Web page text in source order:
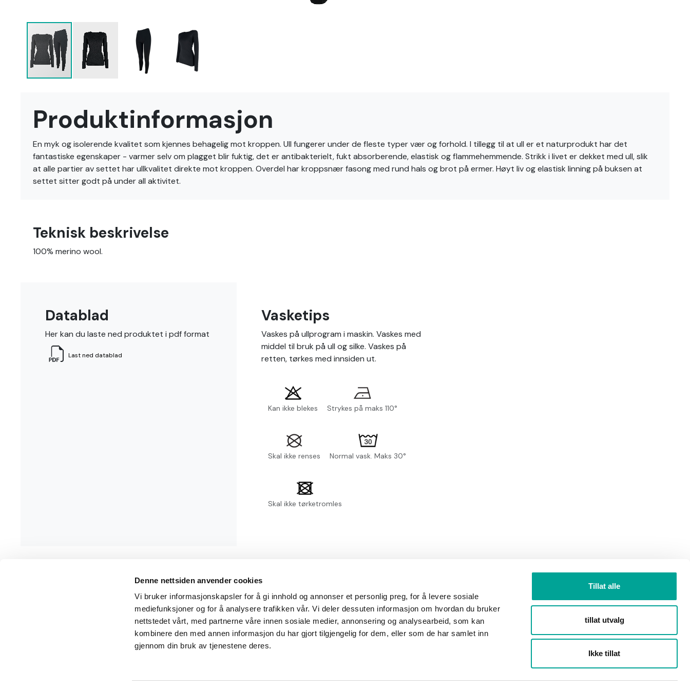
Denne nettsiden anvender cookies
Vi bruker informasjonskapsler for å gi innhold og annonser et personlig preg, for å levere sosiale
mediefunksjoner og for å analysere trafikken vår. Vi deler dessuten informasjon om hvordan du bruker
nettstedet vårt, med partnerne våre innen sosiale medier, annonsering og analysearbeid, som kan
kombinere den med annen informasjon du har gjort tilgjengelig for dem, eller som de har samlet inn
gjennom din bruk av tjenestene deres.
Tillat alle
tillat utvalg
Ikke tillat
begynnelsen
Produktinformasjon
En myk og isolerende kvalitet som kjennes behagelig mot kroppen. Ull fungerer under de fleste typer vær og forhold. I tillegg til at ull er et naturprodukt har det
fantastiske egenskaper - varmer selv om plagget blir fuktig, det er antibakterielt, fukt absorberende, elastisk og flammehemmende. Strikk i livet er dekket med ull, slik
at alle partier av settet har ullkvalitet direkte mot kroppen. Overdel har kroppsnær fasong med rund hals og brot på ermer. Høyt liv og elastisk linning på buksen at
settet sitter godt på under all aktivitet.
Teknisk beskrivelse
100% merino wool.
Datablad
Her kan du laste ned produktet i pdf format
Last ned datablad
Vasketips
Vaskes på ullprogram i maskin. Vaskes med
middel til bruk på ull og silke. Vaskes på
retten, tørkes med innsiden ut.
Kan ikke blekes Strykes på maks 110°
Skal ikke renses Normal vask. Maks 30°
Skal ikke tørketromles
Wrks arbeidsklær Kundeinformasjon
Salgsbetingelser
Kundeservice
Om Wrks
Min konto
Min side
Ordrehistorikk